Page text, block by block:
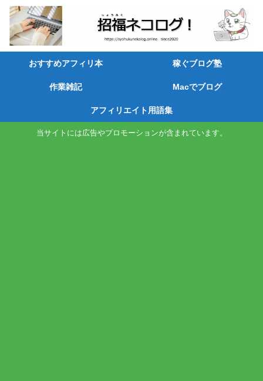
おすすめアフィリ本 稼ぐブログ塾
作業雑記 Macでブログ
アフィリエイト用語集
当サイトには広告やプロモーションが含まれています。